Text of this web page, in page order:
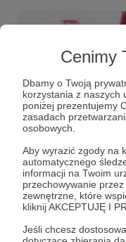
Cenimy
Dbamy o Twoją
korzystania z naszych
poniżej prezentujemy
zasadach
osobowych.
Aby wyrazić zgody na
automatycznego
informacji na Twoim
przechowywanie
zewnętrzne, które
kliknij AKCEPTUJĘ I
Jeśli chcesz
11.12.2021 ● Brak
15-ty odcinek
Dla Matronek i
Oto kolejny z nich!